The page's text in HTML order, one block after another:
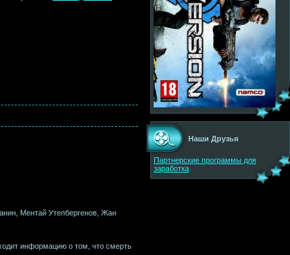
Ментай Утепбергенов, Жан
информацию о том, что смерть
Наши Друзья
Партнерские программы для
заработка